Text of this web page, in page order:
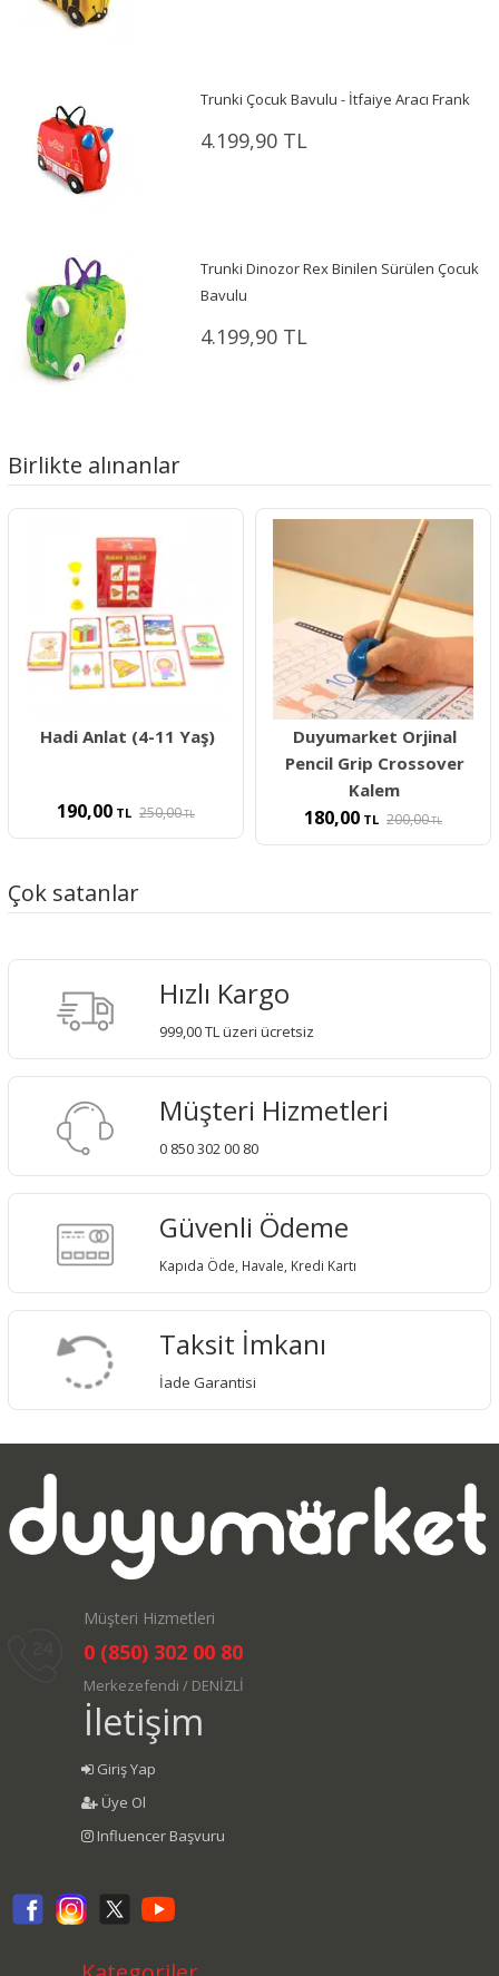
Trunki Çocuk Bavulu - İtfaiye Aracı Frank
4.199,90 TL
Trunki Dinozor Rex Binilen Sürülen Çocuk
Bavulu
4.199,90 TL
Birlikte alınanlar
Hadi Anlat (4-11 Yaş)
190,00 TL 250,00TL
Duyumarket Orjinal
Pencil Grip Crossover
Kalem
180,00 TL 200,00TL
Çok satanlar
Hızlı Kargo
999,00 TL üzeri ücretsiz
Müşteri Hizmetleri
0 850 302 00 80
Güvenli Ödeme
Kapıda Öde, Havale, Kredi Kartı
Taksit İmkanı
İade Garantisi
Müşteri Hizmetleri
0 (850) 302 00 80
Merkezefendi / DENİZLİ
İletişim
Giriş Yap
Üye Ol
Influencer Başvuru